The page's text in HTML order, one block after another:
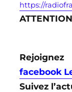
https://
facebook
Suivez